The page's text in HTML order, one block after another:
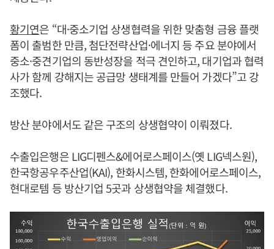
황기연은 “대·중소기업 상생협력을 위한 맞춤형 금융 플랫
폼이 출범한 만큼, 첨단전략산업·에너지 등 주요 분야에서
중소·중견기업의 동반성장을 적극 견인하고, 대기업과 협력
사가 함께 강해지는 공급망 생태계를 만들어 가겠다”고 강
조했다.
방산 분야에서도 같은 구조의 상생협약이 이뤄졌다.
수출입은행은 LIG디펜스&에어로스페이스(옛 LIG넥스원),
한국항공우주산업(KAI), 한화시스템, 한화에어로스페이스,
현대로템 등 방산기업 5곳과 상생협약을 체결했다.